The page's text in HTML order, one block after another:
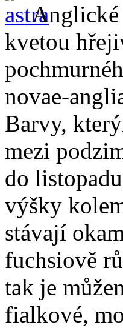
Anglické
kvetou
novae-
Barvy,
mezi
do
výšky
stávají
fuchsiově
tak je
fialkové,